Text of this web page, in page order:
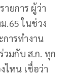
ายการ ผู้ว่า
.65 ในช่วง
ารทำงาน
วมกับ ส.ก. ทุก
ไหน เชื่อว่า